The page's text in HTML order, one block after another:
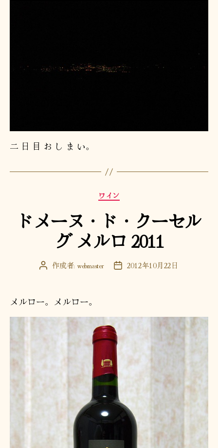
二 日 目 お し ま い。
カ
テ
ゴ
リ
ー
ワイン
ドメーヌ・ド・クーセル
グ メルロ 2011
投 作成者: webmaster
投 2012年10月22日
メルロー。メルロー。